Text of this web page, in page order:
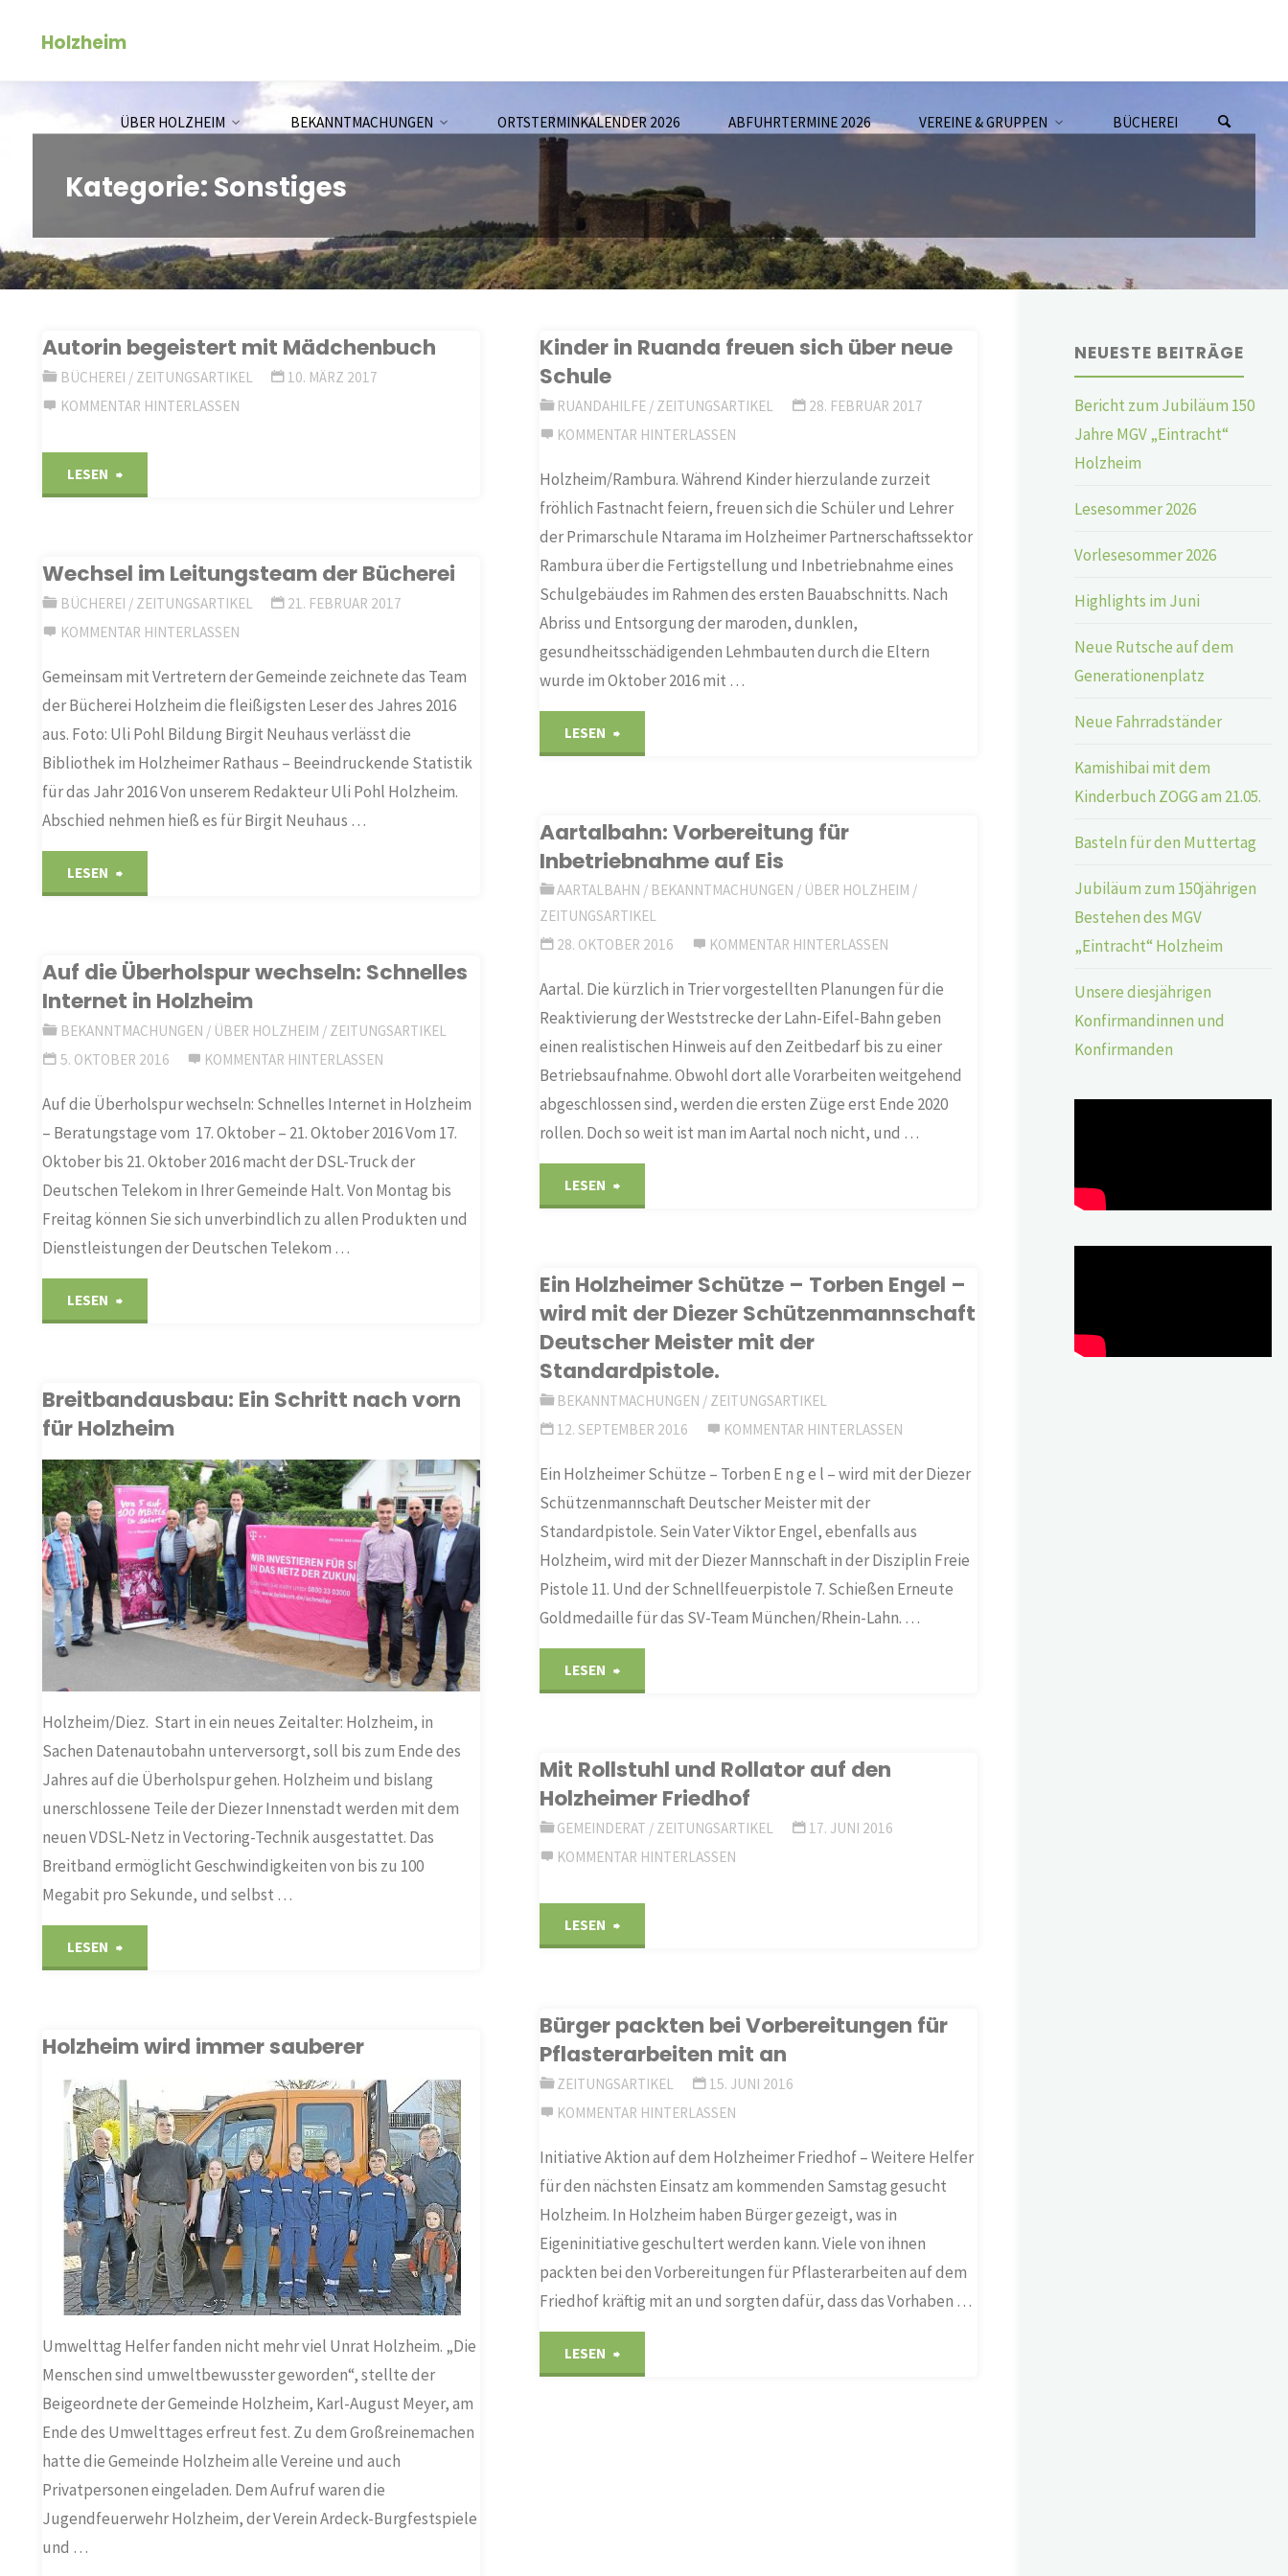
Holzheim
ÜBER HOLZHEIM BEKANNTMACHUNGEN ORTSTERMINKALENDER 2026 ABFUHRTERMINE 2026 VEREINE & GRUPPEN BÜCHEREI
Kategorie: Sonstiges
Autorin begeistert mit Mädchenbuch
BÜCHEREI / ZEITUNGSARTIKEL
10. MÄRZ 2017
KOMMENTAR HINTERLASSEN
LESEN "Autorin
mit
Mädchenbuch"
Kinder in Ruanda freuen sich über neue
Schule
RUANDAHILFE / ZEITUNGSARTIKEL
28. FEBRUAR 2017
KOMMENTAR HINTERLASSEN
Holzheim/Rambura. Während Kinder hierzulande zurzeit
fröhlich Fastnacht feiern, freuen sich die Schüler und Lehrer
der Primarschule Ntarama im Holzheimer Partnerschaftssektor
Rambura über die Fertigstellung und Inbetriebnahme eines
Schulgebäudes im Rahmen des ersten Bauabschnitts. Nach
Abriss und Entsorgung der maroden, dunklen,
gesundheitsschädigenden Lehmbauten durch die Eltern
wurde im Oktober 2016 mit …
LESEN "Kinder
Ruanda
freuen
sich
über
neue
Schule"
Wechsel im Leitungsteam der Bücherei
BÜCHEREI / ZEITUNGSARTIKEL
21. FEBRUAR 2017
KOMMENTAR HINTERLASSEN
Gemeinsam mit Vertretern der Gemeinde zeichnete das Team
der Bücherei Holzheim die fleißigsten Leser des Jahres 2016
aus. Foto: Uli Pohl Bildung Birgit Neuhaus verlässt die
Bibliothek im Holzheimer Rathaus – Beeindruckende Statistik
für das Jahr 2016 Von unserem Redakteur Uli Pohl Holzheim.
Abschied nehmen hieß es für Birgit Neuhaus …
LESEN "Wechsel
Leitungsteam
der
Bücherei"
Aartalbahn: Vorbereitung für
Inbetriebnahme auf Eis
AARTALBAHN / BEKANNTMACHUNGEN / ÜBER HOLZHEIM /
ZEITUNGSARTIKEL
28. OKTOBER 2016
KOMMENTAR HINTERLASSEN
Aartal. Die kürzlich in Trier vorgestellten Planungen für die
Reaktivierung der Weststrecke der Lahn-Eifel-Bahn geben
einen realistischen Hinweis auf den Zeitbedarf bis zu einer
Betriebsaufnahme. Obwohl dort alle Vorarbeiten weitgehend
abgeschlossen sind, werden die ersten Züge erst Ende 2020
rollen. Doch so weit ist man im Aartal noch nicht, und …
LESEN "Aartalbahn:
für
Inbetriebnahme
auf
Eis"
Auf die Überholspur wechseln: Schnelles
Internet in Holzheim
BEKANNTMACHUNGEN / ÜBER HOLZHEIM / ZEITUNGSARTIKEL
5. OKTOBER 2016
KOMMENTAR HINTERLASSEN
Auf die Überholspur wechseln: Schnelles Internet in Holzheim
– Beratungstage vom 17. Oktober – 21. Oktober 2016 Vom 17.
Oktober bis 21. Oktober 2016 macht der DSL-Truck der
Deutschen Telekom in Ihrer Gemeinde Halt. Von Montag bis
Freitag können Sie sich unverbindlich zu allen Produkten und
Dienstleistungen der Deutschen Telekom …
LESEN "Auf
Überholspur
wechseln:
Schnelles
Internet
in
Holzheim"
Ein Holzheimer Schütze – Torben Engel –
wird mit der Diezer Schützenmannschaft
Deutscher Meister mit der
Standardpistole.
BEKANNTMACHUNGEN / ZEITUNGSARTIKEL
12. SEPTEMBER 2016
KOMMENTAR HINTERLASSEN
Ein Holzheimer Schütze – Torben E n g e l – wird mit der Diezer
Schützenmannschaft Deutscher Meister mit der
Standardpistole. Sein Vater Viktor Engel, ebenfalls aus
Holzheim, wird mit der Diezer Mannschaft in der Disziplin Freie
Pistole 11. Und der Schnellfeuerpistole 7. Schießen Erneute
Goldmedaille für das SV-Team München/Rhein-Lahn. …
LESEN "Ein
Schütze
–
Torben
–
mit
der
Diezer
Schützenmannschaft
Deutscher
Meister
mit
Breitbandausbau: Ein Schritt nach vorn
für Holzheim
Holzheim/Diez. Start in ein neues Zeitalter: Holzheim, in
Sachen Datenautobahn unterversorgt, soll bis zum Ende des
Jahres auf die Überholspur gehen. Holzheim und bislang
unerschlossene Teile der Diezer Innenstadt werden mit dem
neuen VDSL-Netz in Vectoring-Technik ausgestattet. Das
Breitband ermöglicht Geschwindigkeiten von bis zu 100
Megabit pro Sekunde, und selbst …
LESEN "Breitbandausbau:
Schritt
nach
vorn
für
Holzheim"
Mit Rollstuhl und Rollator auf den
Holzheimer Friedhof
GEMEINDERAT / ZEITUNGSARTIKEL
17. JUNI 2016
KOMMENTAR HINTERLASSEN
LESEN "Mit
Rollator
auf
den
Holzheimer
Friedhof"
Bürger packten bei Vorbereitungen für
Pflasterarbeiten mit an
ZEITUNGSARTIKEL
15. JUNI 2016
KOMMENTAR HINTERLASSEN
Initiative Aktion auf dem Holzheimer Friedhof – Weitere Helfer
für den nächsten Einsatz am kommenden Samstag gesucht
Holzheim. In Holzheim haben Bürger gezeigt, was in
Eigeninitiative geschultert werden kann. Viele von ihnen
packten bei den Vorbereitungen für Pflasterarbeiten auf dem
Friedhof kräftig mit an und sorgten dafür, dass das Vorhaben …
LESEN "Bürger
Holzheim wird immer sauberer
E.V.
/
Umwelttag Helfer fanden nicht mehr viel Unrat Holzheim. „Die
Menschen sind umweltbewusster geworden“, stellte der
Beigeordnete der Gemeinde Holzheim, Karl-August Meyer, am
Ende des Umwelttages erfreut fest. Zu dem Großreinemachen
hatte die Gemeinde Holzheim alle Vereine und auch
Privatpersonen eingeladen. Dem Aufruf waren die
Jugendfeuerwehr Holzheim, der Verein Ardeck-Burgfestspiele
und …
NEUESTE BEITRÄGE
Bericht zum Jubiläum 150
Jahre MGV „Eintracht“
Holzheim
Lesesommer 2026
Vorlesesommer 2026
Highlights im Juni
Neue Rutsche auf dem
Generationenplatz
Neue Fahrradständer
Kamishibai mit dem
Kinderbuch ZOGG am 21.05.
Basteln für den Muttertag
Jubiläum zum 150jährigen
Bestehen des MGV
„Eintracht“ Holzheim
Unsere diesjährigen
Konfirmandinnen und
Konfirmanden